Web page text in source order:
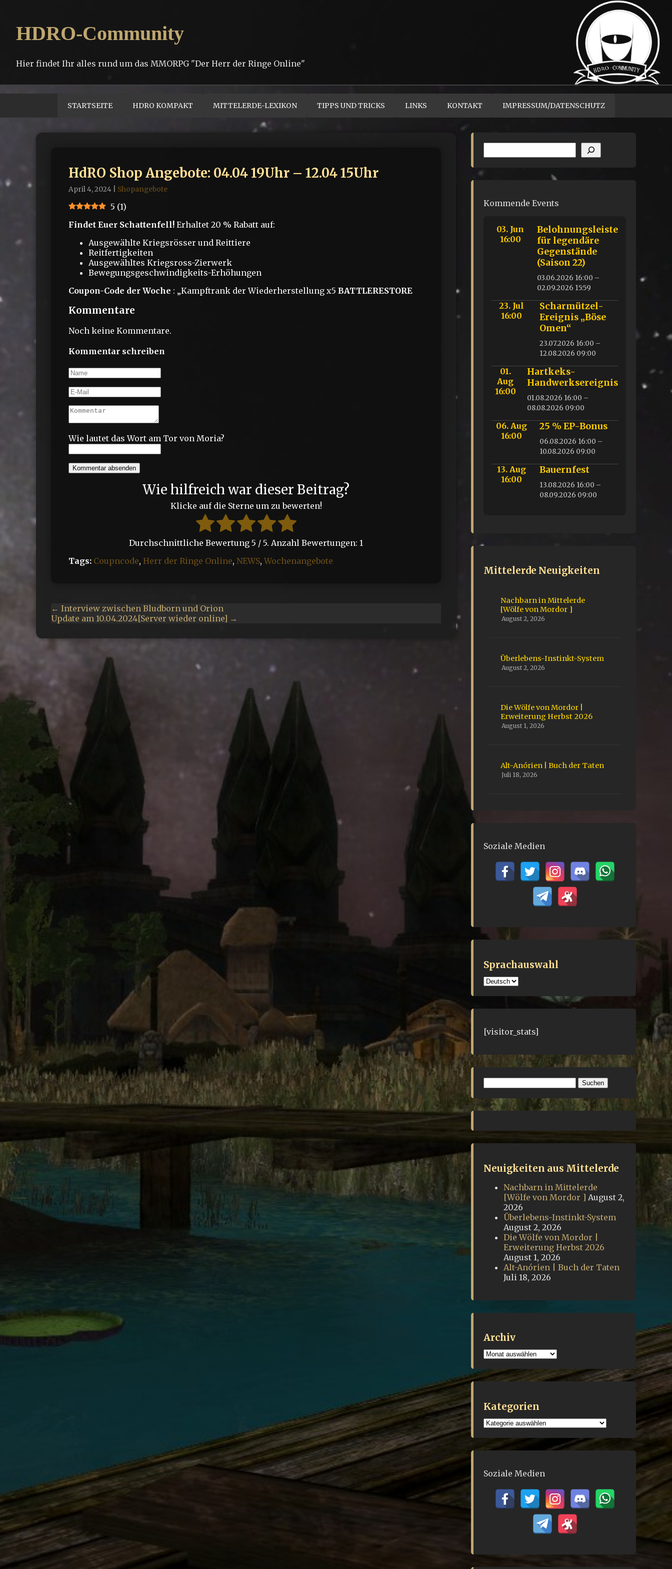
HDRO-Community
Hier findet Ihr alles rund um das MMORPG "Der Herr der Ringe Online"
STARTSEITE HDRO KOMPAKT MITTELERDE-LEXIKON TIPPS UND TRICKS LINKS KONTAKT IMPRESSUM/DATENSCHUTZ
HdRO Shop Angebote: 04.04 19Uhr – 12.04 15Uhr
April 4, 2024 Shopangebote
5 (1)
Findet Euer Schattenfell! Erhaltet 20 % Rabatt auf:
Ausgewählte Kriegsrösser und Reittiere
Reitfertigkeiten
Ausgewähltes Kriegsross-Zierwerk
Bewegungsgeschwindigkeits-Erhöhungen
Coupon-Code der Woche : „Kampftrank der Wiederherstellung x5 BATTLERESTORE
Kommentare
Noch keine Kommentare.
Kommentar schreiben
Wie lautet das Wort am Tor von Moria?
Kommentar absenden
Wie hilfreich war dieser Beitrag?
Klicke auf die Sterne um zu bewerten!
Durchschnittliche Bewertung 5 / 5. Anzahl Bewertungen: 1
Tags: Coupncode, Herr der Ringe Online, NEWS, Wochenangebote
← Interview zwischen Bludborn und Orion
Update am 10.04.2024[Server wieder online] →
Kommende Events
03. Jun
16:00
Belohnungsleiste
für legendäre
Gegenstände
(Saison 22)
03.06.2026 16:00 –
02.09.2026 15:59
23. Jul
16:00
Scharmützel-
Ereignis „Böse
Omen“
23.07.2026 16:00 –
12.08.2026 09:00
01.
Aug
16:00
Hartkeks-
Handwerksereignis
01.08.2026 16:00 –
08.08.2026 09:00
06. Aug
16:00
25 % EP-Bonus
06.08.2026 16:00 –
10.08.2026 09:00
13. Aug
16:00
Bauernfest
13.08.2026 16:00 –
08.09.2026 09:00
Mittelerde Neuigkeiten
Nachbarn in Mittelerde
[Wölfe von Mordor ]
August 2, 2026
Überlebens-Instinkt-System
August 2, 2026
Die Wölfe von Mordor |
Erweiterung Herbst 2026
August 1, 2026
Alt-Anórien | Buch der Taten
Juli 18, 2026
Soziale Medien
Sprachauswahl
Sprachauswahl
[visitor_stats]
Neuigkeiten aus Mittelerde
Nachbarn in Mittelerde
[Wölfe von Mordor ] August 2,
2026
Überlebens-Instinkt-System
August 2, 2026
Die Wölfe von Mordor |
Erweiterung Herbst 2026
August 1, 2026
Alt-Anórien | Buch der Taten
Juli 18, 2026
Archiv
Archiv
Kategorien
Kategorien
Soziale Medien